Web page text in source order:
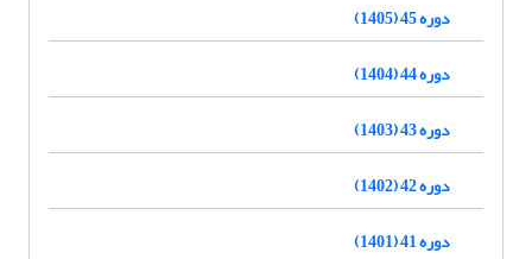
دوره 45 (1405)
دوره 44 (1404)
دوره 43 (1403)
دوره 42 (1402)
دوره 41 (1401)